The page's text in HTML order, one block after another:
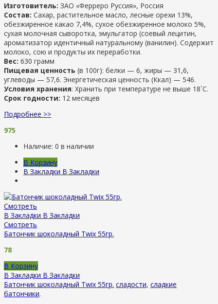
Изготовитель: ЗАО «Ферреро Руссия», Россия
Состав: Сахар, растительное масло, лесные орехи 13%,
обезжиренное какао 7,4%, сухое обезжиренное молоко 5%,
сухая молочная сыворотка, эмульгатор (соевый лецитин,
ароматизатор идентичный натуральному (ванилин). Содержит
молоко, сою и продукты их переработки.
Вес: 630 грамм
Пищевая ценность (в 100г): белки — 6, жиры — 31,6,
углеводы — 57,6. Энергетическая ценность (Ккал) — 546.
Условия хранения: Хранить при температуре не выше 18`C.
Срок годности: 12 месяцев
Подробнее >>
975
Наличие: 0 в наличии
В Корзину
В Закладки В Закладки
Смотреть
В Закладки В Закладки
Смотреть
Батончик шоколадный Twix 55гр.
78
В Корзину
В Закладки В Закладки
Батончик шоколадный Twix 55гр. сладости, сладкие
батончики.